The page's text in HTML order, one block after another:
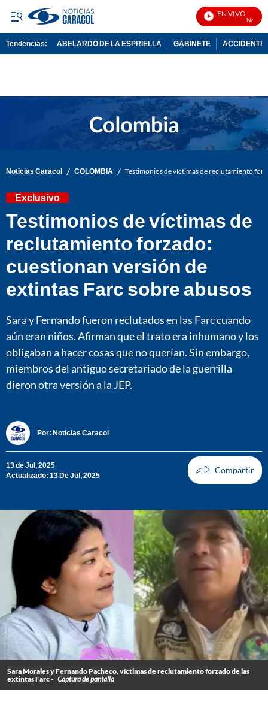
EN VIVO
Noticias
Tendencias: ABELARDO DE LA ESPRIELLA GABINETE ACCIDENTE
Noticias Caracol / COLOMBIA / Testimonios de víctimas de reclutamiento
Exclusivo
Testimonios de víctimas de
reclutamiento forzado:
cuestionan versión de
extintas Farc sobre abusos
Sara y Fernando fueron reclutados en las Farc cuando
aún eran niños. Afirman que el trato era inhumano y los
obligaban a hacer cosas que no querían. Sin embargo,
miembros del antiguo secretariado de la guerrilla
dieron otra versión a la JEP.
Por: Noticias Caracol
13 de Jul, 2025
Actualizado: 13 De Jul, 2025
Sara Morales y Fernando Pacheco, víctimas de reclutamiento forzado de las
extintas Farc - Captura de pantalla